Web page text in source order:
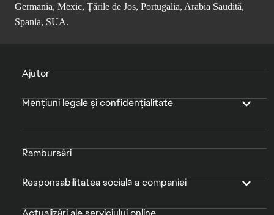
Germania, Mexic, Țările de Jos, Portugalia, Arabia Saudită,
Spania, SUA.
Ajutor
Mențiuni legale și confidențialitate
Rambursări
Responsabilitatea socială a companiei